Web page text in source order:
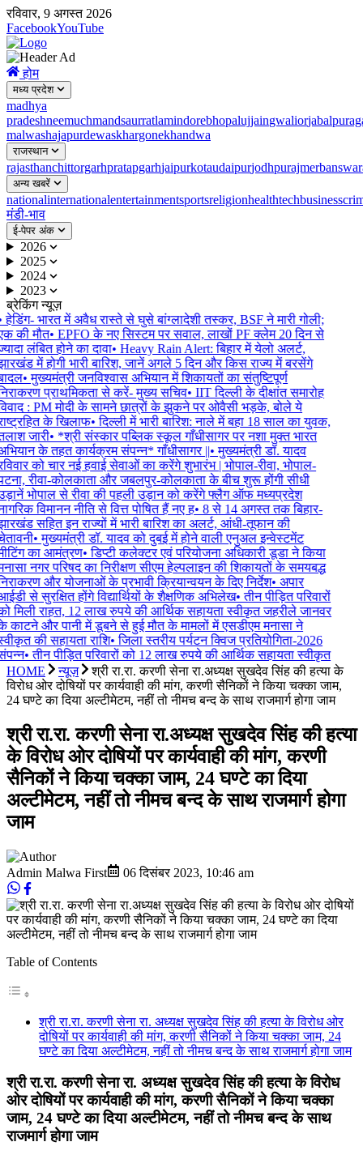
रविवार, 9 अगस्त 2026
FacebookYouTube
होम
मध्य प्रदेश
madhya
pradeshneemuchmandsaurratlamindorebhopalujjaingwaliorjabalpur
malwashajapurdewaskhargonekhandwa
राजस्थान
rajasthanchittorgarhpratapgarhjaipurkotaudaipurjodhpurajmer
अन्य खबरें
nationalinternationalentertainmentsportsreligionhealthtechbusiness
मंडी-भाव
ई-पेपर अंक
2026
2025
2024
2023
ब्रेकिंग न्यूज़
हेडिंग- भारत में अवैध रास्ते से घुसे बांग्लादेशी तस्कर, BSF ने मारी गोली;
की मौत• EPFO के नए सिस्टम पर सवाल, लाखों PF क्लेम 20 दिन से
लंबित होने का दावा• Heavy Rain Alert: बिहार में येलो अलर्ट,
में होगी भारी बारिश, जानें अगले 5 दिन और किस राज्य में बरसेंगे
• मुख्यमंत्री जनविश्वास अभियान में शिकायतों का संतुष्टिपूर्ण
प्राथमिकता से करें- मुख्य सचिव• IIT दिल्ली के दीक्षांत समारोह
: PM मोदी के सामने छात्रों के झुकने पर ओवैसी भड़के, बोले ये
के खिलाफ• दिल्ली में भारी बारिश: नाले में बहा 18 साल का युवक,
जारी• *श्री संस्कार पब्लिक स्कूल गाँधीसागर पर नशा मुक्त भारत
के तहत कार्यक्रम संपन्न* गाँधीसागर ||• मुख्यमंत्री डॉ. यादव
को चार नई हवाई सेवाओं का करेंगे शुभारंभ | भोपाल-रीवा, भोपाल-
रीवा-कोलकाता और जबलपुर-कोलकाता के बीच शुरू होंगी सीधी
भोपाल से रीवा की पहली उड़ान को करेंगे फ्लैग ऑफ मध्यप्रदेश
विमानन नीति से वित्त पोषित हैं नए ह• 8 से 14 अगस्त तक बिहार-
सहित इन राज्यों में भारी बारिश का अलर्ट, आंधी-तूफान की
• मुख्यमंत्री डॉ. यादव को दुबई में होने वाली एनुअल इन्वेस्टमेंट
का आमंत्रण• डिप्टी कलेक्टर एवं परियोजना अधिकारी डूडा ने किया
नगर परिषद का निरीक्षण सीएम हेल्पलाइन की शिकायतों के समयबद्ध
और योजनाओं के प्रभावी क्रियान्वयन के दिए निर्देश• अपार
से सुरक्षित होंगे विद्यार्थियों के शैक्षणिक अभिलेख• तीन पीड़ित परिवारों
मिली राहत, 12 लाख रुपये की आर्थिक सहायता स्वीकृत जहरीले जानवर
काटने और पानी में डूबने से हुई मौत के मामलों में एसडीएम मनासा ने
की सहायता राशि• जिला स्तरीय पर्यटन क्विज प्रतियोगिता-2026
• तीन पीड़ित परिवारों को 12 लाख रुपये की आर्थिक सहायता स्वीकृत
HOME
न्यूज़
श्री रा.रा. करणी सेना रा.अध्यक्ष सुखदेव सिंह की हत्या के
विरोध ओर दोषियों पर कार्यवाही की मांग, करणी सैनिकों ने किया चक्का जाम,
24 घण्टे का दिया अल्टीमेटम, नहीं तो नीमच बन्द के साथ राजमार्ग होगा जाम
श्री रा.रा. करणी सेना रा.अध्यक्ष सुखदेव सिंह की हत्या
के विरोध ओर दोषियों पर कार्यवाही की मांग, करणी
सैनिकों ने किया चक्का जाम, 24 घण्टे का दिया
अल्टीमेटम, नहीं तो नीमच बन्द के साथ राजमार्ग होगा
जाम
Admin Malwa First 06 दिसंबर 2023, 10:46 am
Table of Contents
श्री रा.रा. करणी सेना रा. अध्यक्ष सुखदेव सिंह की हत्या के विरोध ओर
दोषियों पर कार्यवाही की मांग, करणी सैनिकों ने किया चक्का जाम, 24
घण्टे का दिया अल्टीमेटम, नहीं तो नीमच बन्द के साथ राजमार्ग होगा जाम
श्री रा.रा. करणी सेना रा. अध्यक्ष सुखदेव सिंह की हत्या के विरोध
ओर दोषियों पर कार्यवाही की मांग, करणी सैनिकों ने किया चक्का
जाम, 24 घण्टे का दिया अल्टीमेटम, नहीं तो नीमच बन्द के साथ
राजमार्ग होगा जाम